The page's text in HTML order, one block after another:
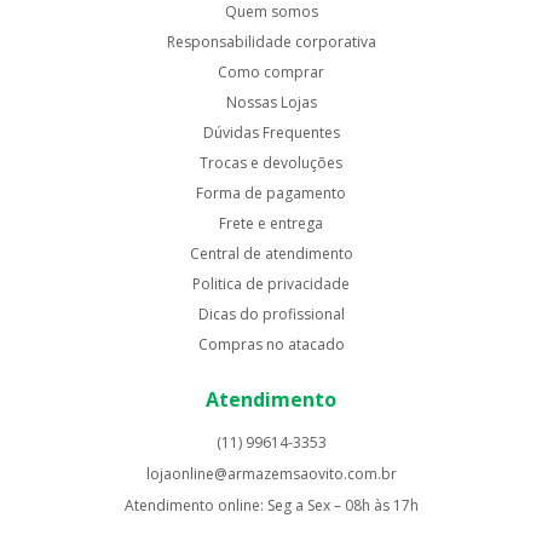
Quem somos
Responsabilidade corporativa
Como comprar
Nossas Lojas
Dúvidas Frequentes
Trocas e devoluções
Forma de pagamento
Frete e entrega
Central de atendimento
Politica de privacidade
Dicas do profissional
Compras no atacado
Atendimento
(11) 99614-3353
lojaonline@armazemsaovito.com.br
Atendimento online: Seg a Sex – 08h às 17h